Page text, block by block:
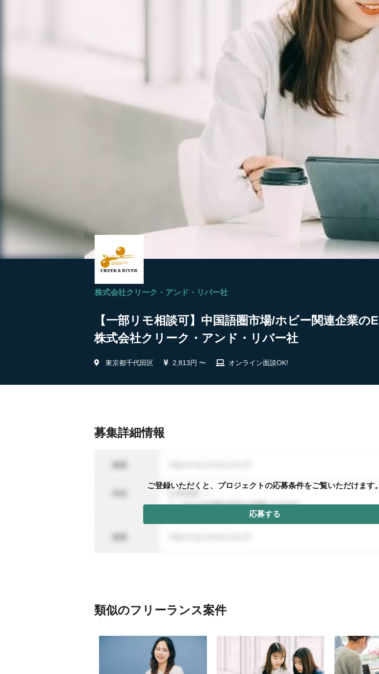
株式会社クリーク・アンド・リバー社
【一部リモ相談可】中国語圏市場/ホビー関連企業
株式会社クリーク・アンド・リバー社
東京都千代田区 2,813円 〜 オンライン面談OK!
募集詳細情報
ご登録いただくと、プロジェクトの応募条件をご覧いただけます。
応募する
類似のフリーランス案件